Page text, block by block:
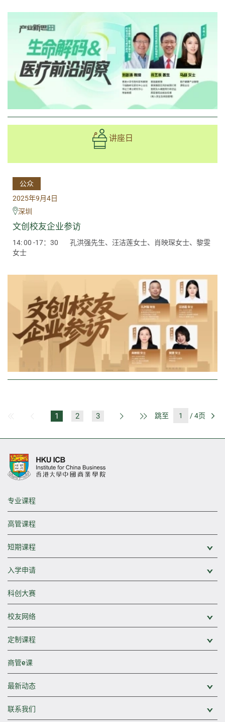
讲座日
公众
2025年9月4日
深圳
文创校友企业参访
14: 00 -17：30
孔洪强先生、汪洁莲女士、肖映琛女士、黎雯
女士
上一页
1 2 3 下一页 最后一页
跳至 / 4页
专业课程
高管课程
短期课程
入学申请
科创大赛
校友网络
定制课程
商管e课
最新动态
联系我们